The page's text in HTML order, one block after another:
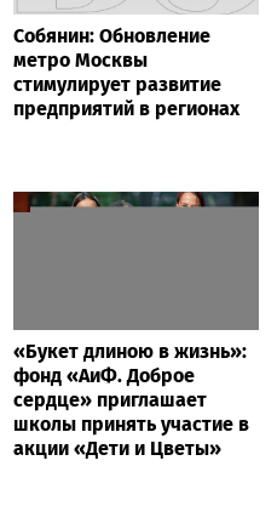
Собянин: Обновление
метро Москвы
стимулирует развитие
предприятий в регионах
«Букет длиною в жизнь»:
фонд «АиФ. Доброе
сердце» приглашает
школы принять участие в
акции «Дети и Цветы»